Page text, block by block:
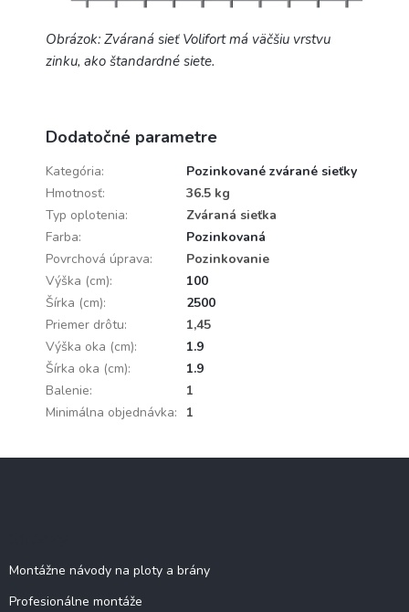
Obrázok: Zváraná sieť Volifort má väčšiu vrstvu
zinku, ako štandardné siete.
Dodatočné parametre
Kategória:
Pozinkované zvárané sieťky
Hmotnosť:
36.5 kg
Typ oplotenia:
Zváraná sieťka
Farba:
Pozinkovaná
Povrchová úprava:
Pozinkovanie
Výška (cm):
100
Šírka (cm):
2500
Priemer drôtu:
1,45
Výška oka (cm):
1.9
Šírka oka (cm):
1.9
Balenie:
1
Minimálna objednávka: 1
Montážne návody na ploty a brány
Profesionálne montáže